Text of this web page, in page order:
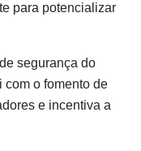
para potencializar
segurança do
com o fomento de
e incentiva a